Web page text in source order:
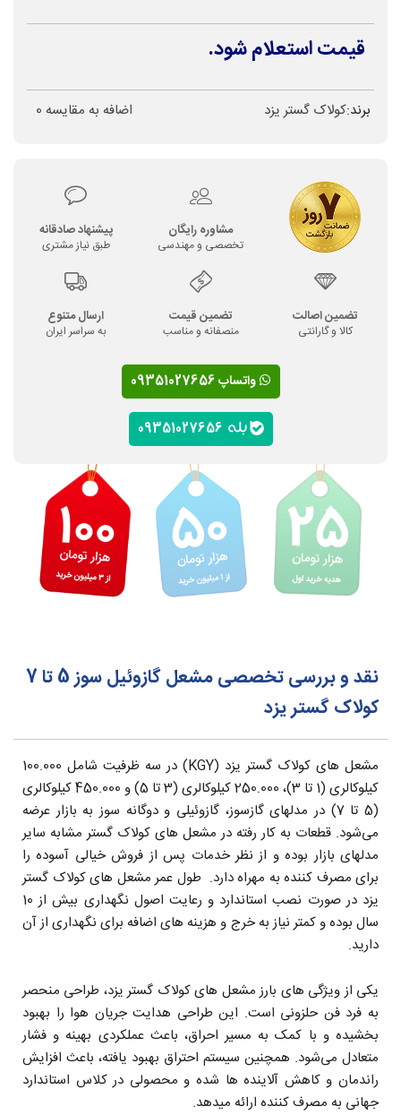
قیمت استعلام شود.
برند:کولاک گستر یزد اضافه به مقایسه 0
مشاوره رایگان
تخصصی و مهندسی
پیشنهاد صادقانه
طبق نیاز مشتری
تضمین اصالت
کالا و گارانتی
تضمین قیمت
منصفانه و مناسب
ارسال متنوع
به سراسر ایران
واتساپ 09351027656
نقد و بررسی تخصصی مشعل گازوئیل سوز 5 تا 7
کولاک گستر یزد
مشعل های کولاک گستر یزد (KGY) در سه ظرفیت شامل 100.000
کیلوکالری (1 تا 3)، 250.000 کیلوکالری (3 تا 5) و 450.000 کیلوکالری
(5 تا 7) در مدلهای گازسوز، گازوئیلی و دوگانه سوز به بازار عرضه
می‌شود. قطعات به کار رفته در مشعل های کولاک گستر مشابه سایر
مدلهای بازار بوده و از نظر خدمات پس از فروش خیالی آسوده را
برای مصرف کننده به مهراه دارد. طول عمر مشعل های کولاک گستر
یزد در صورت نصب استاندارد و رعایت اصول نگهداری بیش از 10
سال بوده و کمتر نیاز به خرج و هزینه های اضافه برای نگهداری از آن
دارید.
یکی از ویژگی های بارز مشعل های کولاک گستر یزد، طراحی منحصر
به فرد فن حلزونی است. این طراحی هدایت جریان هوا را بهبود
بخشیده و با کمک به مسیر احراق، باعث عملکردی بهینه و فشار
متعادل می‌شود. همچنین سیستم احتراق بهبود یافته، باعث افزایش
راندمان و کاهش آلاینده ها شده و محصولی در کلاس استاندارد
جهانی به مصرف کننده ارائه میدهد.